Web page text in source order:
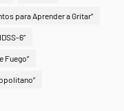
para Aprender a Gritar”
6”
Fuego”